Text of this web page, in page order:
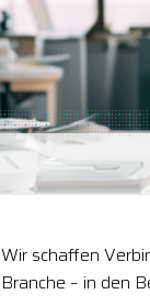
Wir schaffen
Branche – in den